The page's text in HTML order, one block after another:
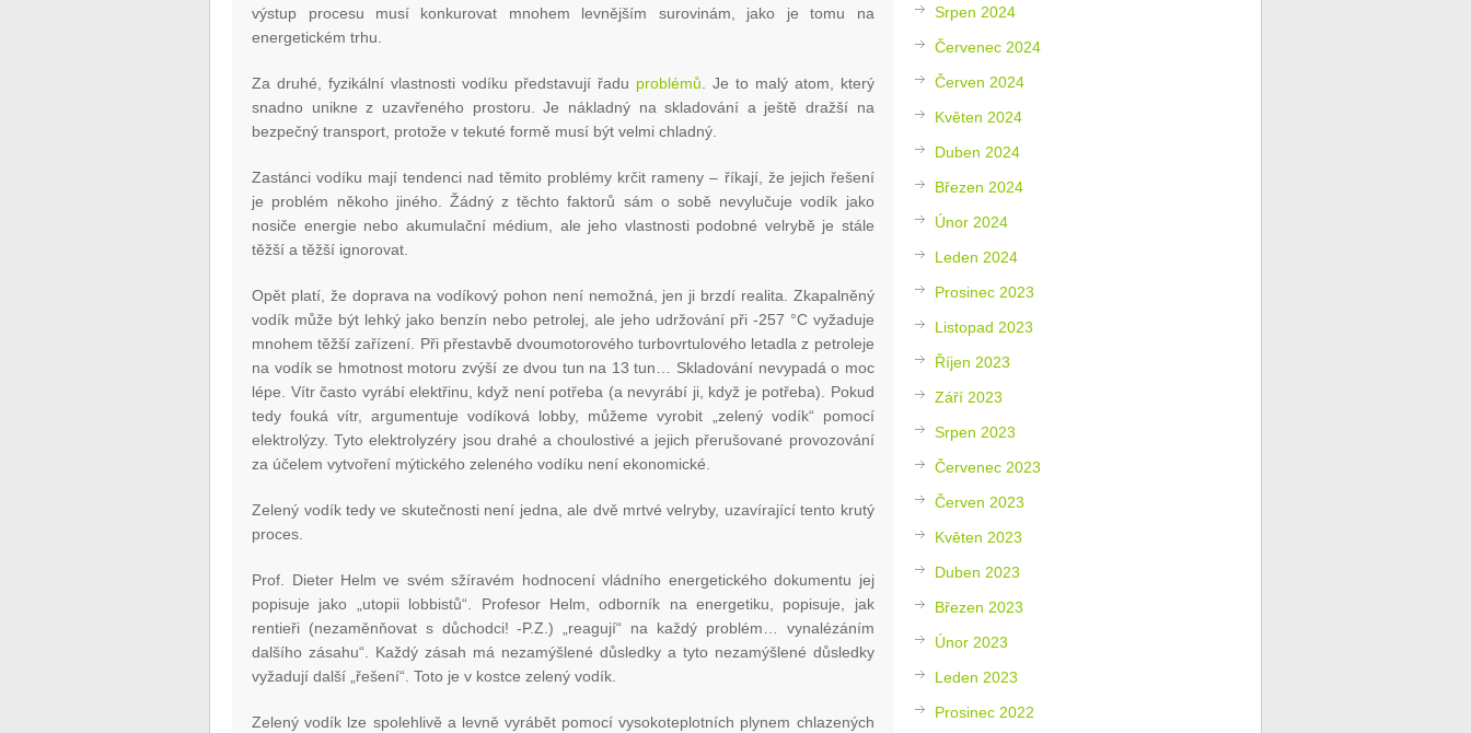
výstup procesu musí konkurovat mnohem levnějším surovinám, jako je tomu na
energetickém trhu.
Za druhé, fyzikální vlastnosti vodíku představují řadu problémů . Je to malý atom, který
snadno unikne z uzavřeného prostoru. Je nákladný na skladování a ještě dražší na
bezpečný transport, protože v tekuté formě musí být velmi chladný.
Zastánci vodíku mají tendenci nad těmito problémy krčit rameny – říkají, že jejich řešení
je problém někoho jiného. Žádný z těchto faktorů sám o sobě nevylučuje vodík jako
nosiče energie nebo akumulační médium, ale jeho vlastnosti podobné velrybě je stále
těžší a těžší ignorovat.
Opět platí, že doprava na vodíkový pohon není nemožná, jen ji brzdí realita. Zkapalněný
vodík může být lehký jako benzín nebo petrolej, ale jeho udržování při -257 °C vyžaduje
mnohem těžší zařízení. Při přestavbě dvoumotorového turbovrtulového letadla z petroleje
na vodík se hmotnost motoru zvýší ze dvou tun na 13 tun… Skladování nevypadá o moc
lépe. Vítr často vyrábí elektřinu, když není potřeba (a nevyrábí ji, když je potřeba). Pokud
tedy fouká vítr, argumentuje vodíková lobby, můžeme vyrobit „zelený vodík“ pomocí
elektrolýzy. Tyto elektrolyzéry jsou drahé a choulostivé a jejich přerušované provozování
za účelem vytvoření mýtického zeleného vodíku není ekonomické.
Zelený vodík tedy ve skutečnosti není jedna, ale dvě mrtvé velryby, uzavírající tento krutý
proces.
Prof. Dieter Helm ve svém sžíravém hodnocení vládního energetického dokumentu jej
popisuje jako „utopii lobbistů“. Profesor Helm, odborník na energetiku, popisuje, jak
rentieři (nezaměnňovat s důchodci! -P.Z.) „reagují“ na každý problém… vynalézáním
dalšího zásahu“. Každý zásah má nezamýšlené důsledky a tyto nezamýšlené důsledky
vyžadují další „řešení“. Toto je v kostce zelený vodík.
Zelený vodík lze spolehlivě a levně vyrábět pomocí vysokoteplotních plynem chlazených
Srpen 2024
Červenec 2024
Červen 2024
Květen 2024
Duben 2024
Březen 2024
Únor 2024
Leden 2024
Prosinec 2023
Listopad 2023
Říjen 2023
Září 2023
Srpen 2023
Červenec 2023
Červen 2023
Květen 2023
Duben 2023
Březen 2023
Únor 2023
Leden 2023
Prosinec 2022